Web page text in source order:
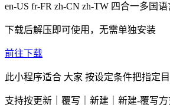
en-US fr-FR zh-CN zh-TW 四合一多国语
下载后解压即可使用，无需单独安装
前往下载
此小程序适合 大家 按设定条件把指定
支持按更新｜覆写｜新建｜新建-覆写